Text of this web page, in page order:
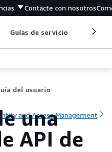
Contacte con nosotros
Guías de servicio
del usuario
and Access Management
una
API de